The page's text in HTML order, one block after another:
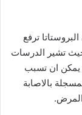
ترفع
تشير الدرسات
يمكن ان تسبب
بالاصابة
المرض.